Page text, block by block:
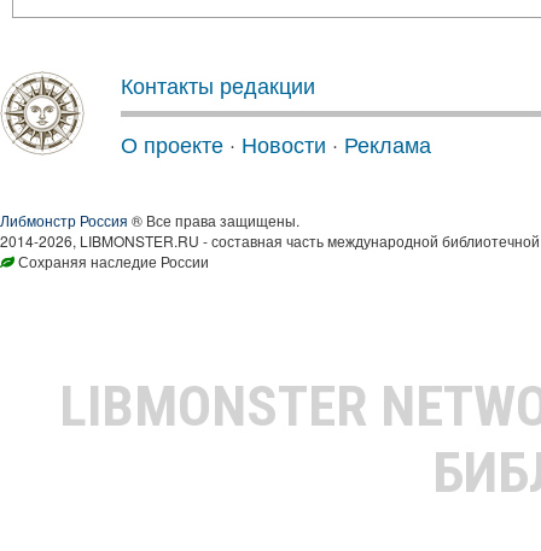
Контакты редакции
О проекте · Новости · Реклама
Либмонстр Россия ® Все права защищены.
2014-2026, LIBMONSTER.RU - составная часть международной
Сохраняя наследие России
LIBMONSTER